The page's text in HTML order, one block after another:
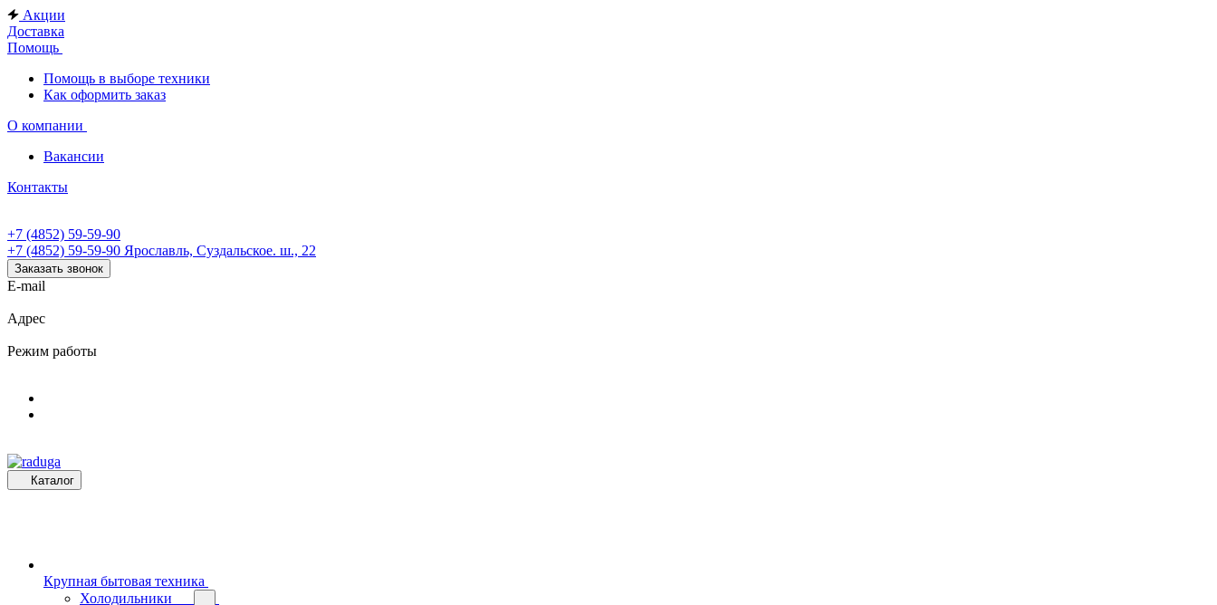
Акции
Доставка
Помощь
Помощь в выборе техники
Как оформить заказ
О компании
Вакансии
Контакты
+7 (4852) 59-59-90
+7 (4852) 59-59-90 Ярославль, Суздальское. ш., 22
Заказать звонок
E-mail
Адрес
Режим работы
Каталог
Крупная бытовая техника
Холодильники